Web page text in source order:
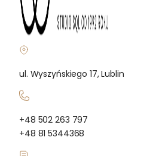
ul. Wyszyńskiego 17, Lublin
+48 502 263 797
+48 81 5344368